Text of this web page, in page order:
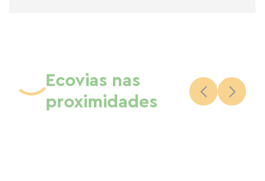
Ecovias nas
proximidades